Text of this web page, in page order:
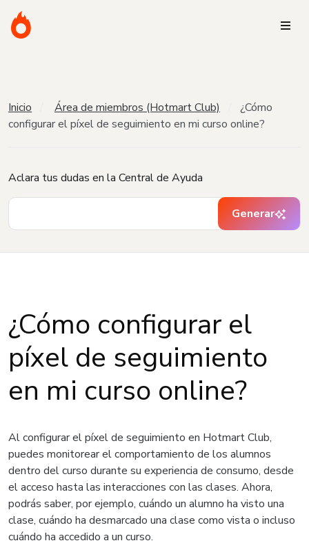
Inicio Área de miembros (Hotmart Club)
¿Cómo
configurar el píxel de seguimiento en mi curso online?
Aclara tus dudas en la Central de Ayuda
Generar
¿Cómo configurar el
píxel de seguimiento
en mi curso online?
Al configurar el píxel de seguimiento en Hotmart Club,
puedes monitorear el comportamiento de los alumnos
dentro del curso durante su experiencia de consumo, desde
el acceso hasta las interacciones con las clases. Ahora,
podrás saber, por ejemplo, cuándo un alumno ha visto una
clase, cuándo ha desmarcado una clase como vista o incluso
cuándo ha accedido a un curso.